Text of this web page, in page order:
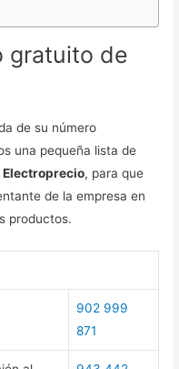
gratuito de
de su número
una pequeña lista de
, para que
de la empresa en
productos.
902 999
871